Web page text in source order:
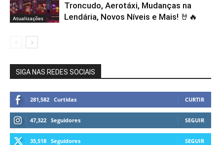
Atualizações
Troncudo, Aerotáxi, Mudanças na
Lendária, Novos Níveis e Mais! 🤘🔥
SIGA NAS REDES SOCIAIS
281,582 Curtidas CURTIR
47,322 Seguidores SEGUIR
35,518 Seguidores SEGUIR